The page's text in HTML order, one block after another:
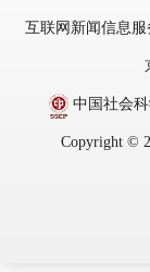
互联网新闻信息服
中国社会
Copyright ©